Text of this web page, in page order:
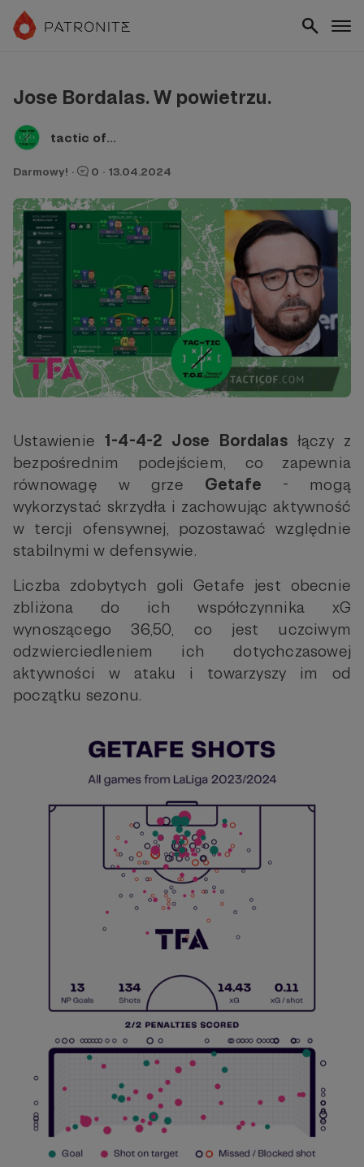
Jose Bordalas. W powietrzu.
tactic of...
Darmowy! · 0 · 13.04.2024
Ustawienie 1-4-4-2 Jose Bordalasłączy z
bezpośrednim podejściem, co zapewnia
równowagę w grze Getafe - mogą
wykorzystać skrzydła i zachowując aktywność
w tercji ofensywnej, pozostawać względnie
stabilnymi w defensywie.
Liczba zdobytych goli Getafe jest obecnie
zbliżona do ich współczynnika xG
wynoszącego 36,50, co jest uczciwym
odzwierciedleniem ich dotychczasowej
aktywności w ataku i towarzyszy im od
początku sezonu.